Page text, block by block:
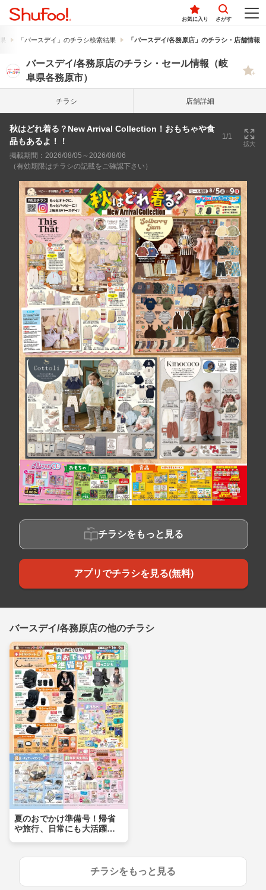
お気に入り さがす
「バースデイ」のチラシ検索結果 「バースデイ/各務原店」のチラシ・店舗情報
バースデイ/各務原店のチラシ・セール情報（岐
阜県各務原市）
チラシ 店舗詳細
秋はどれ着る？New Arrival Collection！おもちゃや食
品もあるよ！！
1/1
拡大
掲載期間：2026/08/05～2026/08/06
（有効期限はチラシの記載をご確認下さい）
チラシをもっと見る
アプリでチラシを見る(無料)
バースデイ/各務原店の他のチラシ
夏のおでかけ準備号！帰省
や旅行、日常にも大活躍ア
チラシをもっと見る